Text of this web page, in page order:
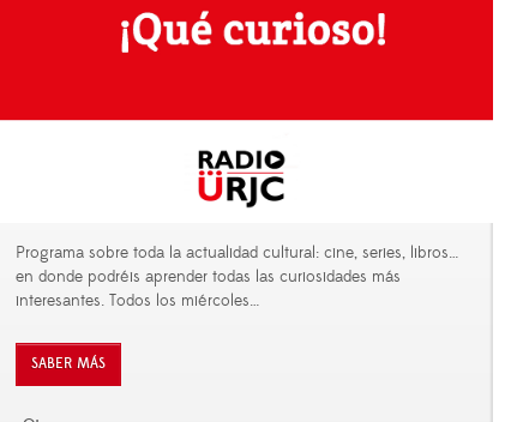
Programa sobre toda la actualidad cultural: cine, series, libros…
en donde podréis aprender todas las curiosidades más
interesantes. Todos los miércoles…
SABER MÁS